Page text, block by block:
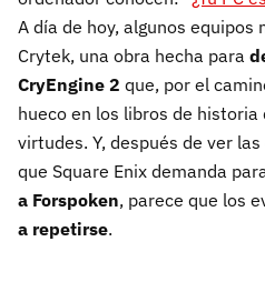
A día de hoy, algunos equipos
Crytek, una obra hecha para
CryEngine 2 que, por el
hueco en los libros de historia
virtudes. Y, después de ver
que Square Enix demanda
a Forspoken, parece que los
a repetirse.